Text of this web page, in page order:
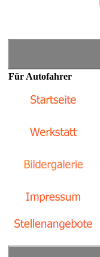
Für Autofahrer